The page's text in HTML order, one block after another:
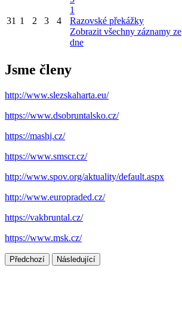
31 1 2 3 4
1
Razovské překážky
Zobrazit všechny záznamy ze
dne
Jsme členy
http://www.slezskaharta.eu/
https://www.dsobruntalsko.cz/
https://mashj.cz/
https://www.smscr.cz/
http://www.spov.org/aktuality/default.aspx
http://www.europraded.cz/
https://vakbruntal.cz/
https://www.msk.cz/
Předchozí Následující